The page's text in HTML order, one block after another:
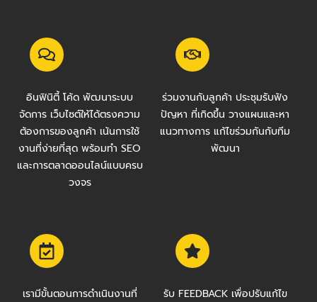
อินฟินิตี้ โค้ด พัฒนาระบบ
จัดการ เว็บไซต์ให้ได้ตรงความ
ต้องการของลูกค้า เน้นการใช้
งานที่ง่ายที่สุด พร้อมทำ SEO
และการตลาดออนไลน์แบบครบ
วงจร
ร่วมงานกับลูกค้า ประชุมรับฟัง
ปัญหา ที่เกิดขึ้น วางแผนและหา
แนวทางการ แก้ไขร่วมกันกับทีม
พัฒนา
เรามีขั้นตอนการดำเนินงานที่
รับ FEEDBACK เพื่อปรับแก้ไข